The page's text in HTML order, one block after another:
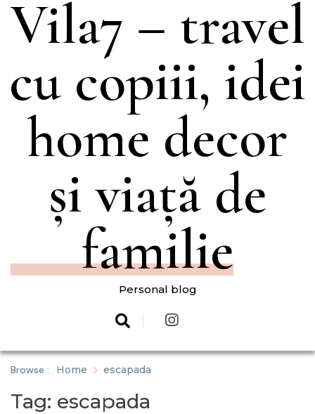
Vila7 – travel
cu copiii, idei
home decor
și viață de
familie
Personal blog
Browse : Home escapada
Tag: escapada